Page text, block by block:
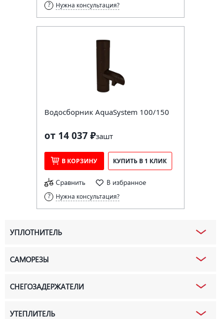
Нужна консультация?
Водосборник AquaSystem 100/150
от 14 037 ₽зашт
В КОРЗИНУ КУПИТЬ В 1 КЛИК
Сравнить В избранное
Нужна консультация?
УПЛОТНИТЕЛЬ
САМОРЕЗЫ
СНЕГОЗАДЕРЖАТЕЛИ
УТЕПЛИТЕЛЬ